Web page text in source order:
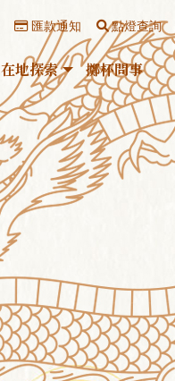
匯款通知 點燈查詢
在地探索
在地探索
擲杯問事
擲杯問事